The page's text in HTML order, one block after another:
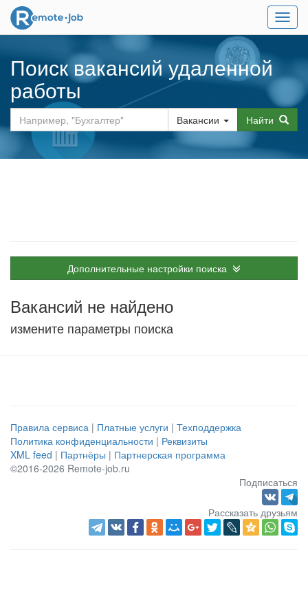
Меню
Поиск вакансий удаленной
работы
Вакансии Найти
Дополнительные настройки поиска
Вакансий не найдено
измените параметры поиска
Правила сервиса | Платные услуги | Техподдержка
Политика конфиденциальности | Реквизиты
XML feed | Партнёры | Партнерская программа
©2016-2026 Remote-job.ru
Подписаться
Рассказать друзьям